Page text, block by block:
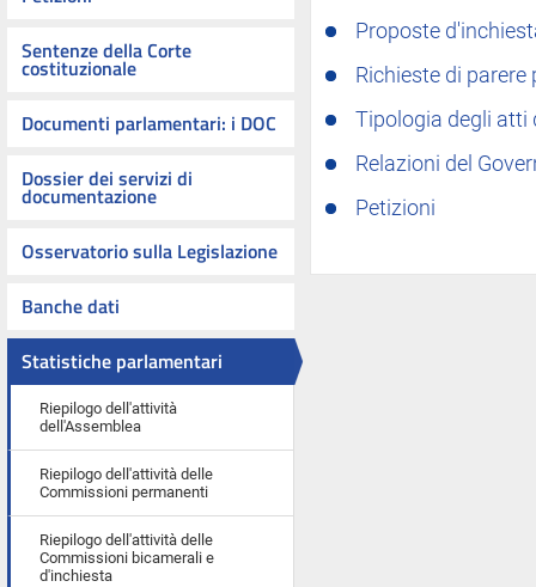
Sentenze della Corte
costituzionale
Documenti parlamentari: i DOC
Dossier dei servizi di
documentazione
Osservatorio sulla Legislazione
Banche dati
Statistiche parlamentari
Riepilogo dell'attività
dell'Assemblea
Riepilogo dell'attività delle
Commissioni permanenti
Riepilogo dell'attività delle
Commissioni bicamerali e
d'inchiesta
Proposte
Richieste di
Tipologia degli atti
Relazioni del
Petizioni